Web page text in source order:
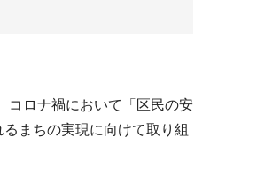
コロナ禍において「区民の安
まちの実現に向けて取り組